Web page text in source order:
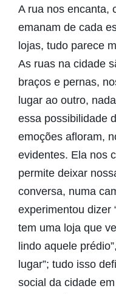
A rua nos encanta,
emanam de cada
lojas, tudo parece
As ruas na cidade
braços e pernas,
lugar ao outro,
essa possibilidade
emoções afloram,
evidentes. Ela nos
permite deixar
conversa, numa
experimentou dizer
tem uma loja que
lindo aquele
lugar”; tudo isso
social da cidade